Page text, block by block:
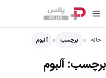
خانه برچسب آلبوم
برچسب:آلبوم